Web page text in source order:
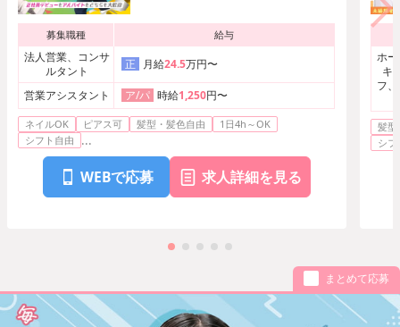
募集職種 給与
法人営業、コンサ
ルタント
正 月給24.5万円〜
営業アシスタント ア/パ 時給1,250円〜
ネイルOK ピアス可 髪型・髪色自由
1日4h～OK
シフト自由
...
WEBで応募 求人詳細を見る
ホ
キ
フ
髪型
シ
まとめて応募